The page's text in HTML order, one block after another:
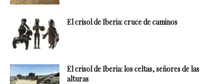
El crisol de Iberia: cruce de caminos
El crisol de Iberia: los celtas, señores de las
alturas